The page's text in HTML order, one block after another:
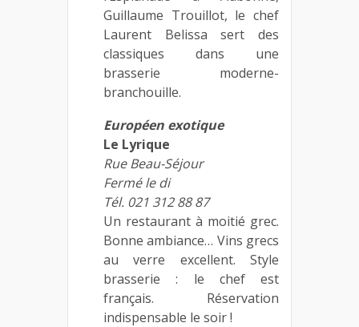
Guillaume Trouillot, le chef
Laurent Belissa sert des
classiques dans une
brasserie moderne-
branchouille.
Européen exotique
Le Lyrique
Rue Beau-Séjour
Fermé le di
Tél. 021 312 88 87
Un restaurant à moitié grec.
Bonne ambiance… Vins grecs
au verre excellent. Style
brasserie : le chef est
français. Réservation
indispensable le soir !